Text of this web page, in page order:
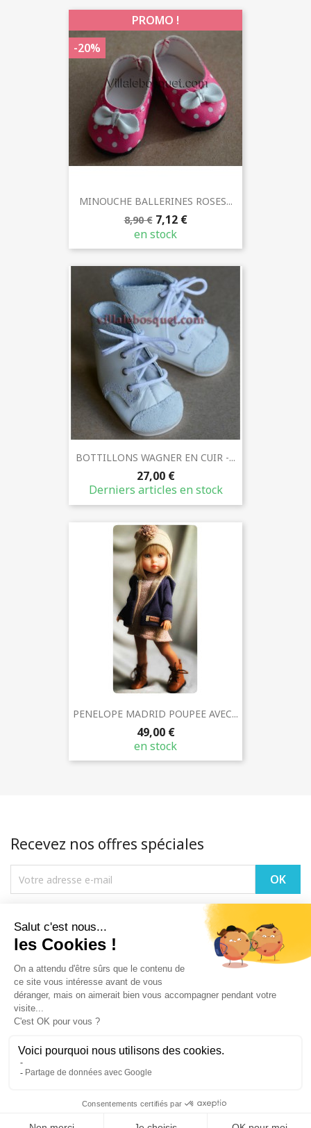
MINOUCHE BALLERINES ROSES...
8,90 € 7,12 €
en stock
PROMO !
-20%
BOTTILLONS WAGNER EN CUIR -...
27,00 €
Derniers articles en stock
PENELOPE MADRID POUPEE AVEC...
49,00 €
en stock
Recevez nos offres spéciales
Vous pouvez vous désinscrire à tout moment. Vous trouverez pour cela
nos informations de contact dans les conditions d'utilisation du site.
PRODUITS
NOTRE SOCIÉTÉ
VOTRE COMPTE
© 2026 Villalebosquet - créationubimedia.fr